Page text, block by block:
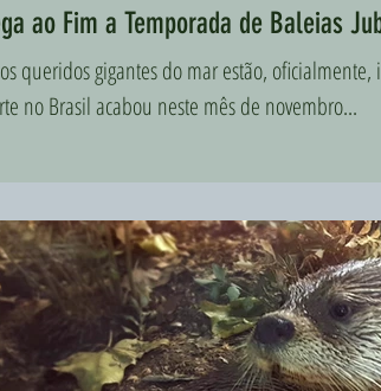
ao Fim a Temporada de Baleias
queridos gigantes do mar estão,
no Brasil acabou neste mês de novembro...